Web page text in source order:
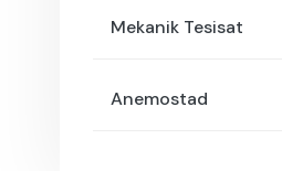
Mekanik Tesisat
Anemostad